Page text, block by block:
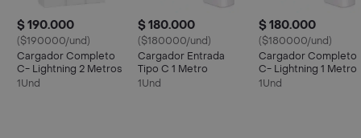
$ 190.000
($190000/und)
Cargador Completo
C- Lightning 2 Metros
1Und
$ 180.000
($180000/und)
Cargador Entrada
Tipo C 1 Metro
1Und
$ 180.000
($180000/und)
Cargador Completo
C- Lightning 1 Metro
1Und